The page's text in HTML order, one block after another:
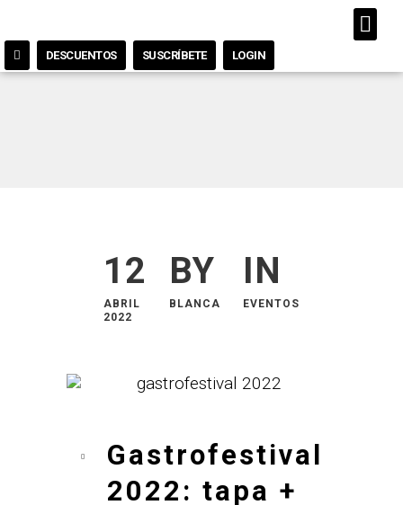
DESCUENTOS SUSCRÍBETE LOGIN
12
ABRIL
2022
BY
BLANCA
IN
EVENTOS
Gastrofestival
2022: tapa +